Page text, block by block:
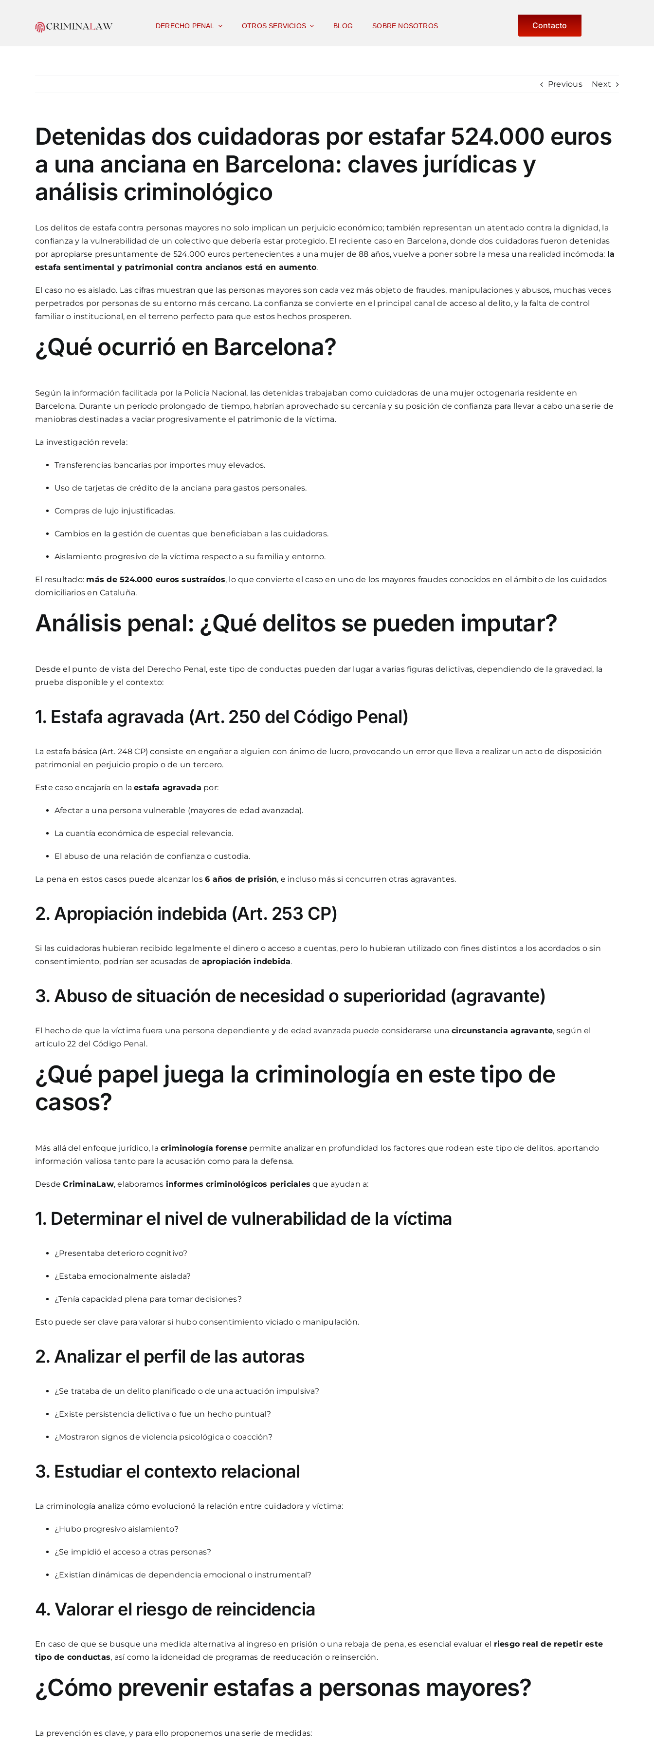
DERECHO PENAL OTROS SERVICIOS BLOG SOBRE NOSOTROS Contacto
Previous Next
Detenidas dos cuidadoras por estafar 524.000 euros
a una anciana en Barcelona: claves jurídicas y
análisis criminológico
Los delitos de estafa contra personas mayores no solo implican un perjuicio económico; también representan un atentado contra la dignidad, la
confianza y la vulnerabilidad de un colectivo que debería estar protegido. El reciente caso en Barcelona, donde dos cuidadoras fueron detenidas
por apropiarse presuntamente de 524.000 euros pertenecientes a una mujer de 88 años, vuelve a poner sobre la mesa una realidad incómoda: la
estafa sentimental y patrimonial contra ancianos está en aumento.
El caso no es aislado. Las cifras muestran que las personas mayores son cada vez más objeto de fraudes, manipulaciones y abusos, muchas veces
perpetrados por personas de su entorno más cercano. La confianza se convierte en el principal canal de acceso al delito, y la falta de control
familiar o institucional, en el terreno perfecto para que estos hechos prosperen.
¿Qué ocurrió en Barcelona?
Según la información facilitada por la Policía Nacional, las detenidas trabajaban como cuidadoras de una mujer octogenaria residente en
Barcelona. Durante un período prolongado de tiempo, habrían aprovechado su cercanía y su posición de confianza para llevar a cabo una serie de
maniobras destinadas a vaciar progresivamente el patrimonio de la víctima.
La investigación revela:
Transferencias bancarias por importes muy elevados.
Uso de tarjetas de crédito de la anciana para gastos personales.
Compras de lujo injustificadas.
Cambios en la gestión de cuentas que beneficiaban a las cuidadoras.
Aislamiento progresivo de la víctima respecto a su familia y entorno.
El resultado: más de 524.000 euros sustraídos, lo que convierte el caso en uno de los mayores fraudes conocidos en el ámbito de los cuidados
domiciliarios en Cataluña.
Análisis penal: ¿Qué delitos se pueden imputar?
Desde el punto de vista del Derecho Penal, este tipo de conductas pueden dar lugar a varias figuras delictivas, dependiendo de la gravedad, la
prueba disponible y el contexto:
1. Estafa agravada (Art. 250 del Código Penal)
La estafa básica (Art. 248 CP) consiste en engañar a alguien con ánimo de lucro, provocando un error que lleva a realizar un acto de disposición
patrimonial en perjuicio propio o de un tercero.
Este caso encajaría en laestafa agravada por:
Afectar a una persona vulnerable (mayores de edad avanzada).
La cuantía económica de especial relevancia.
El abuso de una relación de confianza o custodia.
La pena en estos casos puede alcanzar los6 años de prisión, e incluso más si concurren otras agravantes.
2. Apropiación indebida (Art. 253 CP)
Si las cuidadoras hubieran recibido legalmente el dinero o acceso a cuentas, pero lo hubieran utilizado con fines distintos a los acordados o sin
consentimiento, podrían ser acusadas de apropiación indebida.
3. Abuso de situación de necesidad o superioridad (agravante)
El hecho de que la víctima fuera una persona dependiente y de edad avanzada puede considerarse una circunstancia agravante, según el
artículo 22 del Código Penal.
¿Qué papel juega la criminología en este tipo de
casos?
Más allá del enfoque jurídico, lacriminología forensepermite analizar en profundidad los factores que rodean este tipo de delitos, aportando
información valiosa tanto para la acusación como para la defensa.
DesdeCriminaLaw, elaboramos informes criminológicos periciales que ayudan a:
1. Determinar el nivel de vulnerabilidad de la víctima
¿Presentaba deterioro cognitivo?
¿Estaba emocionalmente aislada?
¿Tenía capacidad plena para tomar decisiones?
Esto puede ser clave para valorar si hubo consentimiento viciado o manipulación.
2. Analizar el perfil de las autoras
¿Se trataba de un delito planificado o de una actuación impulsiva?
¿Existe persistencia delictiva o fue un hecho puntual?
¿Mostraron signos de violencia psicológica o coacción?
3. Estudiar el contexto relacional
La criminología analiza cómo evolucionó la relación entre cuidadora y víctima:
¿Hubo progresivo aislamiento?
¿Se impidió el acceso a otras personas?
¿Existían dinámicas de dependencia emocional o instrumental?
4. Valorar el riesgo de reincidencia
En caso de que se busque una medida alternativa al ingreso en prisión o una rebaja de pena, es esencial evaluar el riesgo real de repetir este
tipo de conductas, así como la idoneidad de programas de reeducación o reinserción.
¿Cómo prevenir estafas a personas mayores?
La prevención es clave, y para ello proponemos una serie de medidas: